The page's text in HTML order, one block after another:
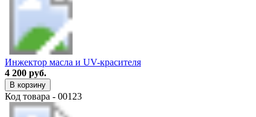
Инжектор масла и UV-красителя
4 200 руб.
В корзину
Код товара - 00123